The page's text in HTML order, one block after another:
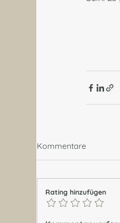
Kommentare
Rating hinzufügen